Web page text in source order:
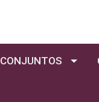
CONJUNTOS